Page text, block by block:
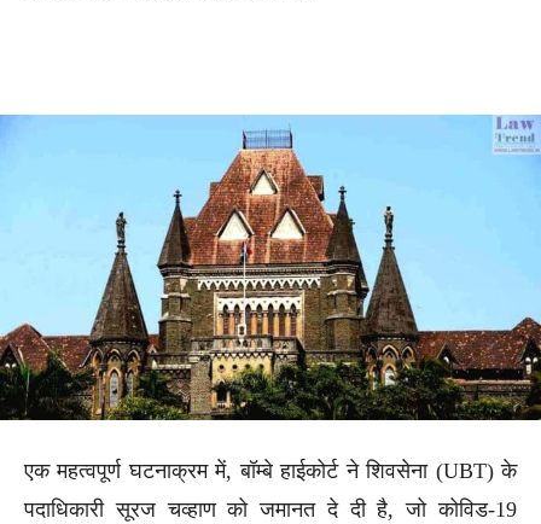
एक महत्वपूर्ण घटनाक्रम में, बॉम्बे हाईकोर्ट ने शिवसेना (UBT) के
पदाधिकारी सूरज चव्हाण को जमानत दे दी है, जो कोविड-19